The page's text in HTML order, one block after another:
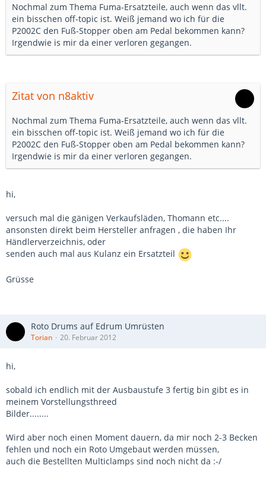
Nochmal zum Thema Fuma-Ersatzteile, auch wenn das vllt.
ein bisschen off-topic ist. Weiß jemand wo ich für die
P2002C den Fuß-Stopper oben am Pedal bekommen kann?
Irgendwie is mir da einer verloren gegangen.
Zitat von n8aktiv
Nochmal zum Thema Fuma-Ersatzteile, auch wenn das vllt.
ein bisschen off-topic ist. Weiß jemand wo ich für die
P2002C den Fuß-Stopper oben am Pedal bekommen kann?
Irgendwie is mir da einer verloren gegangen.
hi,
versuch mal die gänigen Verkaufsläden, Thomann etc....
ansonsten direkt beim Hersteller anfragen , die haben Ihr
Händlerverzeichnis, oder
senden auch mal aus Kulanz ein Ersatzteil
Grüsse
Roto Drums auf Edrum Umrüsten
Torian 20. Februar 2012
hi,
sobald ich endlich mit der Ausbaustufe 3 fertig bin gibt es in
meinem Vorstellungsthreed
Bilder........
Wird aber noch einen Moment dauern, da mir noch 2-3 Becken
fehlen und noch ein Roto Umgebaut werden müssen,
auch die Bestellten Multiclamps sind noch nicht da :-/